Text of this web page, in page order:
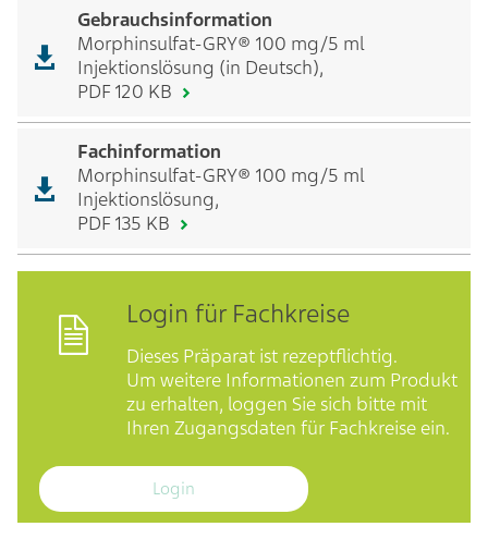
Gebrauchsinformation
Morphinsulfat-GRY® 100 mg/5 ml
Injektionslösung (in Deutsch),
PDF 120 KB
Fachinformation
Morphinsulfat-GRY® 100 mg/5 ml
Injektionslösung,
PDF 135 KB
Login für Fachkreise
Dieses Präparat ist rezeptflichtig.
Um weitere Informationen zum Produkt
zu erhalten, loggen Sie sich bitte mit
Ihren Zugangsdaten für Fachkreise ein.
Login